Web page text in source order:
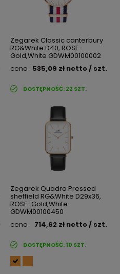
Zegarek Classic canterbury
RG&White D40, ROSE-
Gold,White GDWM00100002
cena 535,09 zł netto/ szt.
DOSTĘPNOŚĆ:22 SZT.
Zegarek Quadro Pressed
sheffield RG&White D29x36,
ROSE-Gold,White
GDWM00100450
cena
714,62 zł netto/ szt.
DOSTĘPNOŚĆ:10 SZT.